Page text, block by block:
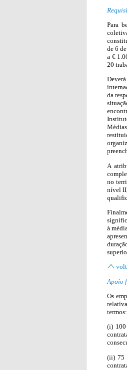
Para
de 6
a €
20
da
A
no
nível II,
à
Apoio
Os
termos:
(i) 100
(ii) 75